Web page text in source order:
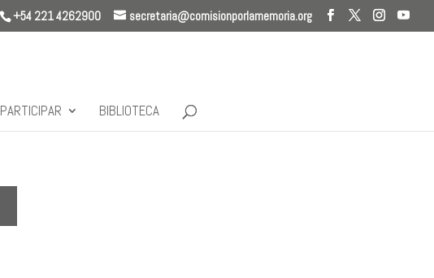
+54 221 4262900 secretaria@comisionporlamemoria.org
PARTICIPAR BIBLIOTECA